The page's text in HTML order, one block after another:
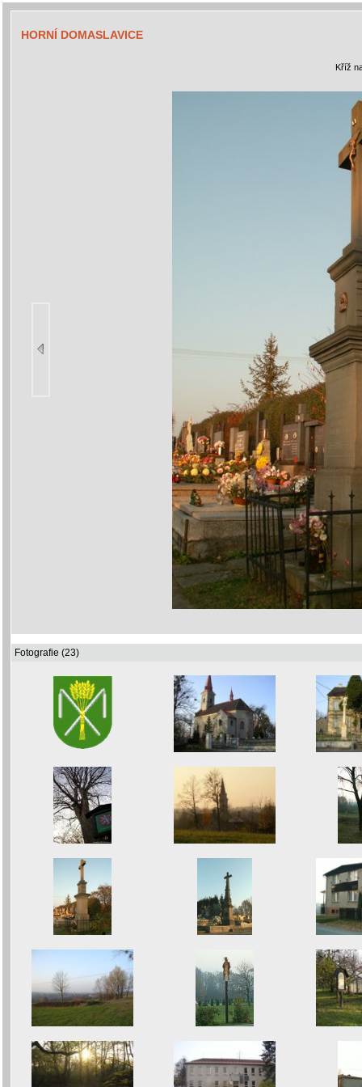
HORNÍ DOMASLAVICE
Kříž
Fotografie (23)